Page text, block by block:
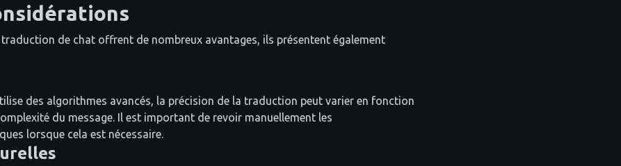
de chat offrent de nombreux avantages, ils présentent également
des algorithmes avancés, la précision de la traduction peut varier en fonction
du message. Il est important de revoir manuellement les
lorsque cela est nécessaire.